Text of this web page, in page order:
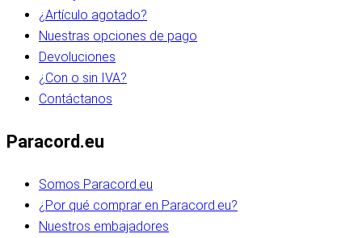
¿Artículo agotado?
Nuestras opciones de pago
Devoluciones
¿Con o sin IVA?
Contáctanos
Paracord.eu
Somos Paracord.eu
¿Por qué comprar en Paracord.eu?
Nuestros embajadores